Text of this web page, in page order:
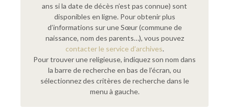
ans si la date de décès n’est pas connue) sont
disponibles en ligne. Pour obtenir plus
d’informations sur une Sœur (commune de
naissance, nom des parents…), vous pouvez
contacter le service d’archives.
Pour trouver une religieuse, indiquez son nom dans
la barre de recherche en bas de l’écran, ou
sélectionnez des critères de recherche dans le
menu à gauche.